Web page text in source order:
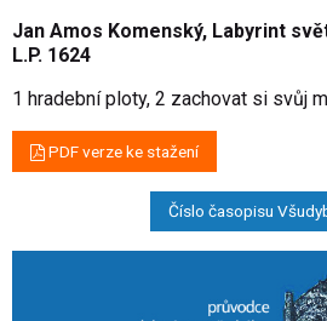
Jan Amos Komenský, Labyrint
L.P. 1624
1 hradební ploty, 2 zachovat si svůj
PDF verze ke stažení
Číslo časopisu